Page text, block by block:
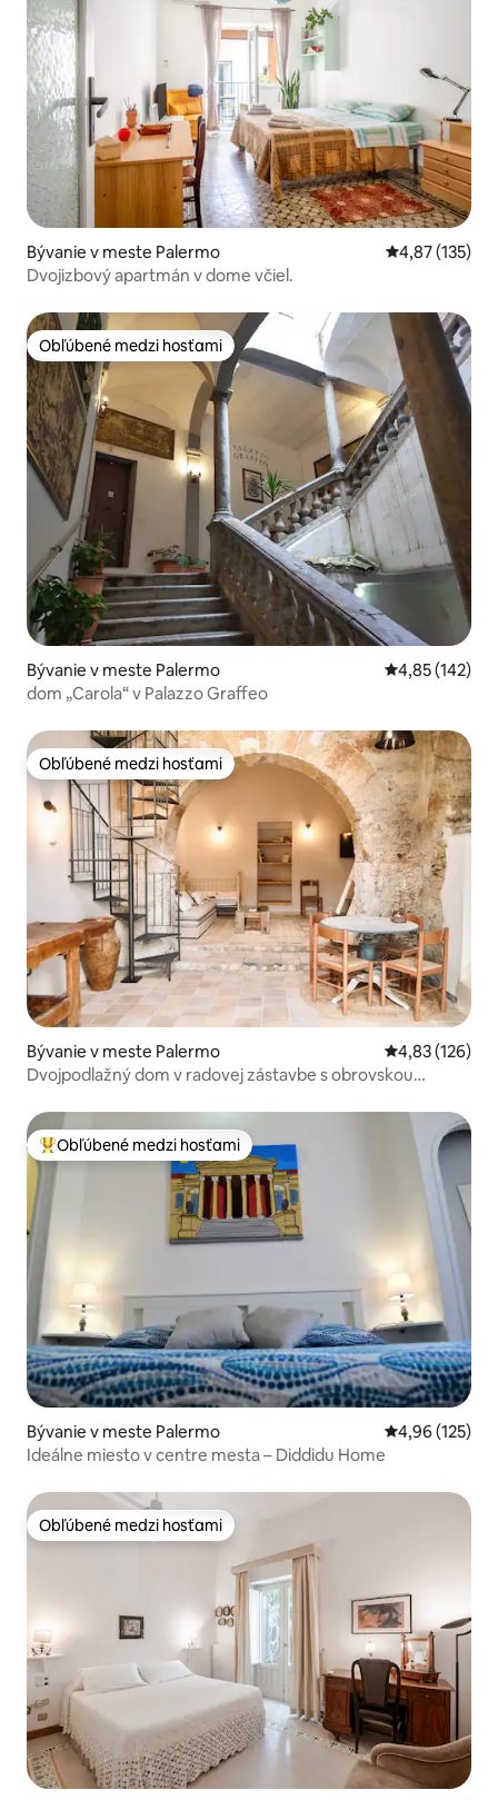
Bývanie v meste Palermo Priemerné
4,87 (135)
Dvojizbový apartmán v dome včiel.
Obľúbené medzi hosťami
Obľúbené medzi hosťami
Bývanie v meste Palermo Priemerné
4,85 (142)
dom „Carola“ v Palazzo Graffeo
Obľúbené medzi hosťami
Obľúbené medzi hosťami
Bývanie v meste Palermo Priemerné
4,83 (126)
Dvojpodlažný dom v radovej zástavbe s obrovskou
Najobľúbenejšie medzi hosťami
Obľúbené medzi hosťami
Bývanie v meste Palermo Priemerné
4,96 (125)
Ideálne miesto v centre mesta – Diddidu Home
Obľúbené medzi hosťami
Obľúbené medzi hosťami